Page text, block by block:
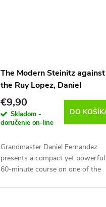
The Modern Steinitz against
the Ruy Lopez, Daniel
Fernandez - verzia na
stiahnutie (anglicky)
€9,90
Skladom -
doručenie on-line
DO
Grandmaster Daniel Fernandez
presents a compact yet powerful
60-minute course on one of the